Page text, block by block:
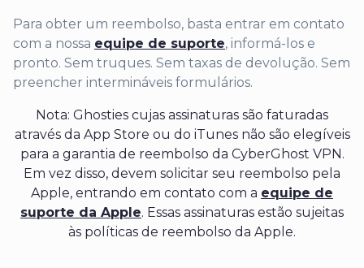
Para obter um reembolso, basta entrar em contato
com a nossa equipe de suporte, informá-los e
pronto. Sem truques. Sem taxas de devolução. Sem
preencher intermináveis formulários.
Nota: Ghosties cujas assinaturas são faturadas
através da App Store ou do iTunes não são elegíveis
para a garantia de reembolso da CyberGhost VPN.
Em vez disso, devem solicitar seu reembolso pela
Apple, entrando em contato com a equipe de
suporte da Apple. Essas assinaturas estão sujeitas
às políticas de reembolso da Apple.